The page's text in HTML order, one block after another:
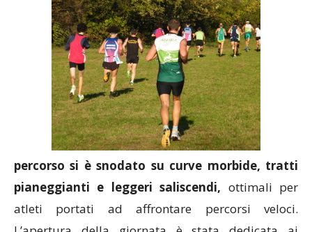
percorso si è snodato su curve morbide, tratti
pianeggianti e leggeri saliscendi, ottimali per
atleti portati ad affrontare percorsi veloci.